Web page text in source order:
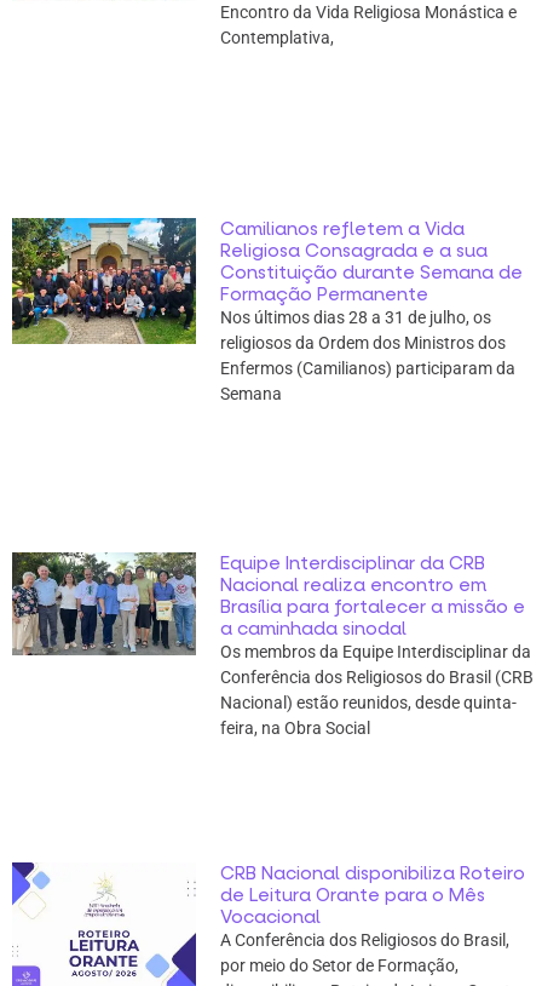
Encontro da Vida Religiosa Monástica e
Contemplativa,
Camilianos refletem a Vida
Religiosa Consagrada e a sua
Constituição durante Semana de
Formação Permanente
Nos últimos dias 28 a 31 de julho, os
religiosos da Ordem dos Ministros dos
Enfermos (Camilianos) participaram da
Semana
Equipe Interdisciplinar da CRB
Nacional realiza encontro em
Brasília para fortalecer a missão e
a caminhada sinodal
Os membros da Equipe Interdisciplinar da
Conferência dos Religiosos do Brasil (CRB
Nacional) estão reunidos, desde quinta-
feira, na Obra Social
CRB Nacional disponibiliza Roteiro
de Leitura Orante para o Mês
Vocacional
A Conferência dos Religiosos do Brasil,
por meio do Setor de Formação,